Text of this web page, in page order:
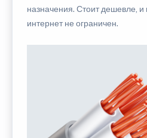
назначения. Стоит дешевле, и
интернет не ограничен.